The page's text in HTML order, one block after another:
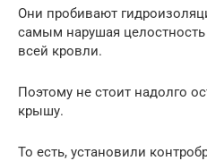
Они пробивают
самым нарушая
всей кровли.
Поэтому не стоит надолго
крышу.
То есть, установили